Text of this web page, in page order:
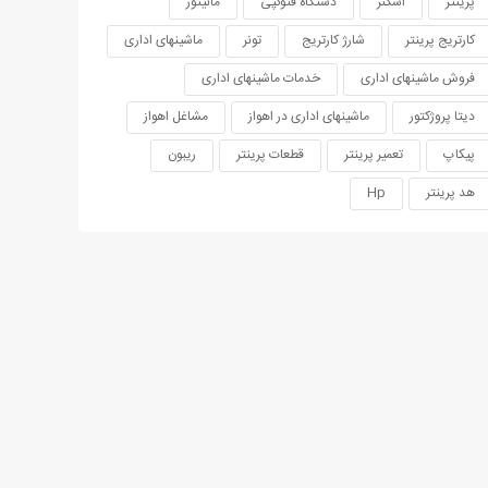
کارتریج پرینتر
شارژ کارتریج تونر
ماشینهای اداری
فروش ماشینهای اداری
خدمات ماشینهای اداری
دیتا پروژکتور
ماشینهای اداری در اهواز
مشاغل اهواز
پیکاپ
تعمیر پرینتر قطعات پرینتر
ریبون
هد پرینتر
Hp